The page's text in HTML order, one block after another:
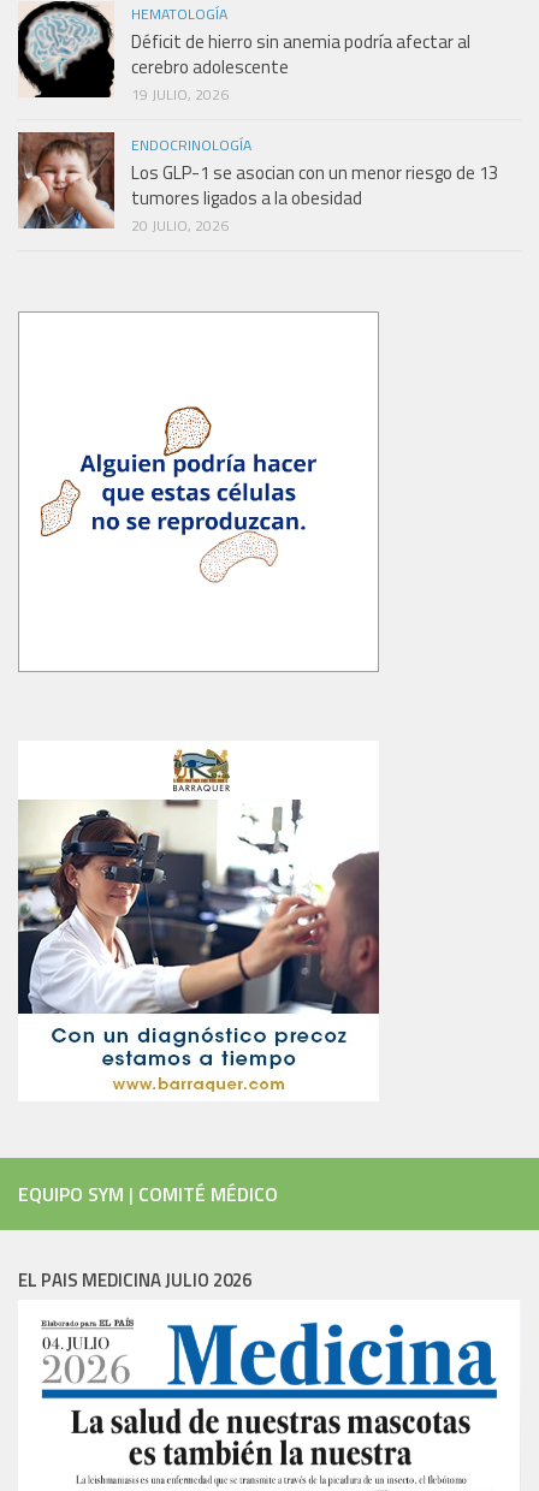
HEMATOLOGÍA
Déficit de hierro sin anemia podría afectar al
cerebro adolescente
19 JULIO, 2026
ENDOCRINOLOGÍA
Los GLP-1 se asocian con un menor riesgo de 13
tumores ligados a la obesidad
20 JULIO, 2026
EQUIPO SYM | COMITÉ MÉDICO
EL PAIS MEDICINA JULIO 2026